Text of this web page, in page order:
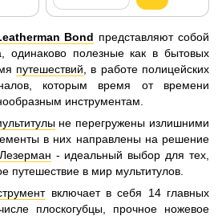
Bond представляют собой
одинаково полезные как в бытовых
путешествий , в работе полицейских
которым время от времени
инструментам.
не перегружены излишними
в них направлены на решение
Лезерман - идеальный выбор для тех,
путешествие в мир мультитулов.
включает в себя 14 главных
плоскогубцы, прочное ножевое